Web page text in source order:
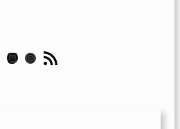
Mastodon Threads RSS-Feed